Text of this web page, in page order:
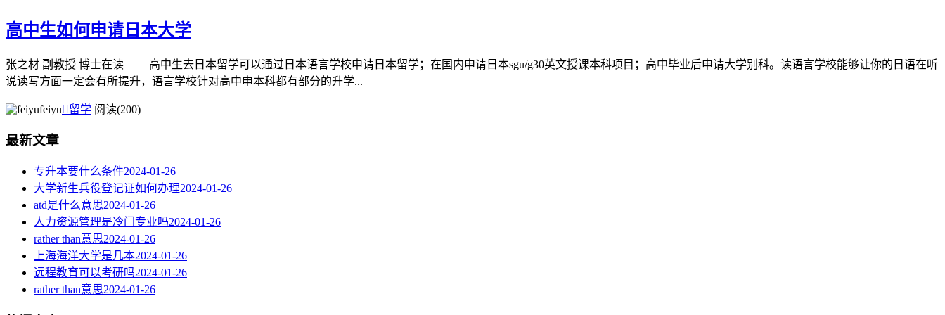
高中生如何申请日本大学
张之材 副教授 博士在读 高中生去日本留学可以通过日本语言学校申请日本留学；在国内申请日本sgu/g30英文授课本科项目；高中毕业后申请大学别科。读语言学校能够让你的日语在听
说读写方面一定会有所提升，语言学校针对高中申本科都有部分的升学...
feiyu留学 阅读(200)
最新文章
专升本要什么条件2024-01-26
大学新生兵役登记证如何办理2024-01-26
atd是什么意思2024-01-26
人力资源管理是冷门专业吗2024-01-26
rather than意思2024-01-26
上海海洋大学是几本2024-01-26
远程教育可以考研吗2024-01-26
rather than意思2024-01-26